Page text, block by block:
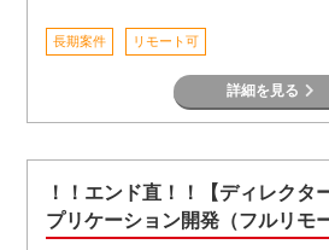
長期案件 リモート可
詳細を見る
！！エンド直！！【ディレクタ
プリケーション開発（フルリモ